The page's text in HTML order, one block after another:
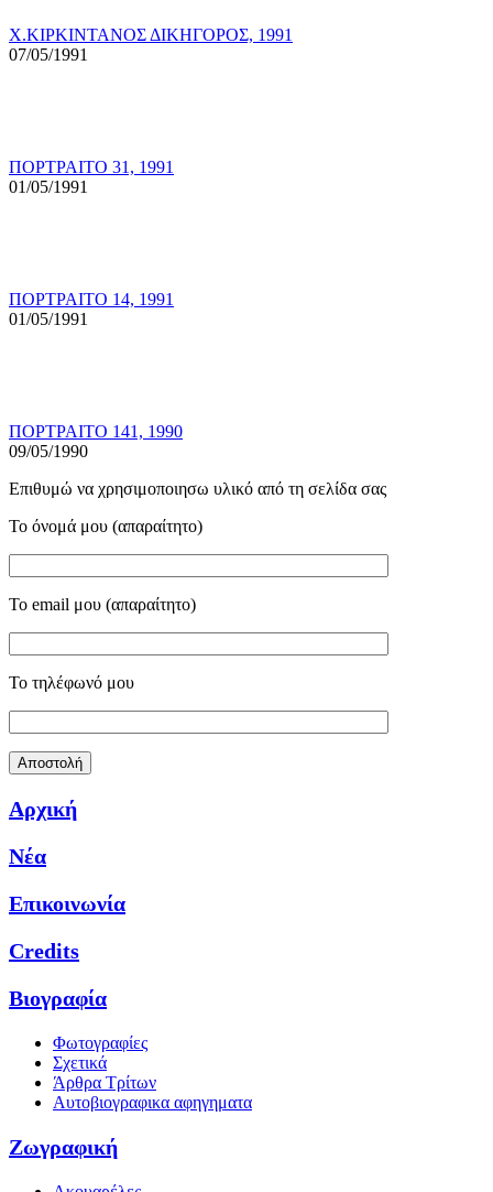
Χ.ΚΙΡΚΙΝΤΑΝΟΣ ΔΙΚΗΓΟΡΟΣ, 1991
07/05/1991
ΠΟΡΤΡΑΙΤΟ 31, 1991
01/05/1991
ΠΟΡΤΡΑΙΤΟ 14, 1991
01/05/1991
ΠΟΡΤΡΑΙΤΟ 141, 1990
09/05/1990
Επιθυμώ να χρησιμοποιησω υλικό από τη σελίδα σας
Το όνομά μου (απαραίτητο)
Το email μου (απαραίτητο)
Το τηλέφωνό μου
Αρχική
Νέα
Επικοινωνία
Credits
Βιογραφία
Φωτογραφίες
Σχετικά
Άρθρα Τρίτων
Αυτοβιογραφικα αφηγηματα
Ζωγραφική